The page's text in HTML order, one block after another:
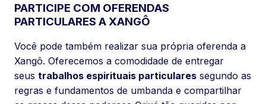
PARTICIPE COM OFERENDAS
PARTICULARES A XANGÔ
Você pode também realizar sua própria oferenda a
Xangô. Oferecemos a comodidade de entregar
seus trabalhos espirituais particulares segundo as
regras e fundamentos de umbanda e compartilhar